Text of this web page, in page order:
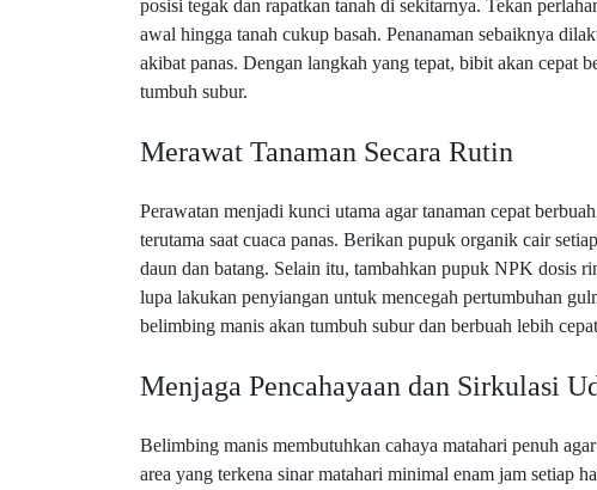
posisi tegak dan rapatkan tanah di sekitarnya. Tekan
awal hingga tanah cukup basah. Penanaman sebaiknya
akibat panas. Dengan langkah yang tepat, bibit akan cepat
tumbuh subur.
Merawat Tanaman Secara Rutin
Perawatan menjadi kunci utama agar tanaman cepat
terutama saat cuaca panas. Berikan pupuk organik cair
daun dan batang. Selain itu, tambahkan pupuk NPK dosis
lupa lakukan penyiangan untuk mencegah pertumbuhan
belimbing manis akan tumbuh subur dan berbuah lebih
Menjaga Pencahayaan dan Sirkulasi
Belimbing manis membutuhkan cahaya matahari penuh
area yang terkena sinar matahari minimal enam jam setiap